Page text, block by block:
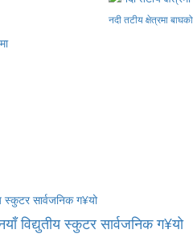
नदी तटीय क्षेत्रमा
विद्युतीय स्कुटर सार्वजनिक ग¥यो